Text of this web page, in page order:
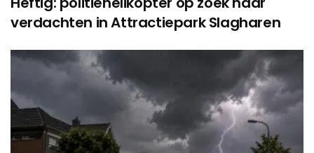
verdachten in Attractiepark Slagharen